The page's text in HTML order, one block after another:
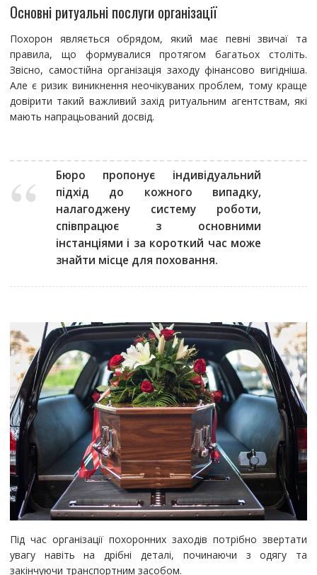
Основні ритуальні послуги організації
Похорон являється обрядом, який має певні звичаї та
правила, що формувалися протягом багатьох століть.
Звісно, самостійна організація заходу фінансово вигідніша.
Але є ризик виникнення неочікуваних проблем, тому краще
довірити такий важливий захід ритуальним агентствам, які
мають напрацьований досвід.
Бюро пропонує індивідуальний
підхід до кожного випадку,
налагоджену систему роботи,
співпрацює з основними
інстанціями і за короткий час може
знайти місце для поховання.
Під час організації похоронних заходів потрібно звертати
увагу навіть на дрібні деталі, починаючи з одягу та
закінчуючи транспортним засобом.